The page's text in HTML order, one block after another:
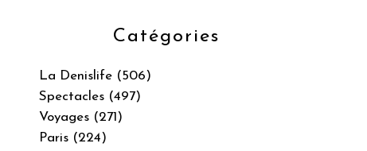
Catégories
La Denislife (506)
Spectacles (497)
Voyages (271)
Paris (224)